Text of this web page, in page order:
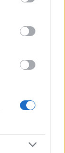
tags to
Google
i slutten
i flere
Hun er
.
en liten